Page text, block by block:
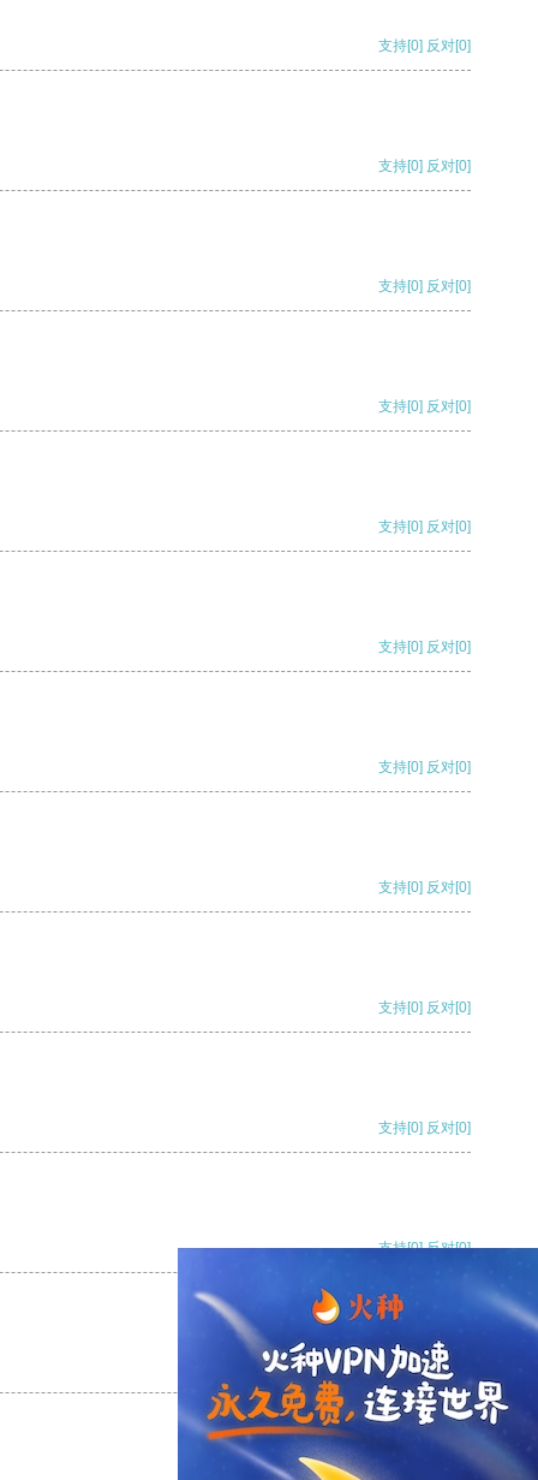
支持[0] 反对[0]
支持[0] 反对[0]
支持[0] 反对[0]
支持[0] 反对[0]
支持[0] 反对[0]
支持[0] 反对[0]
支持[0] 反对[0]
支持[0] 反对[0]
支持[0] 反对[0]
支持[0] 反对[0]
支持[0] 反对[0]
支持[0] 反对